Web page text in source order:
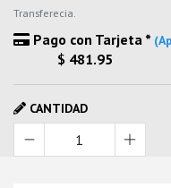
Transferecia.
Pago con Tarjeta *
$ 481.95
CANTIDAD